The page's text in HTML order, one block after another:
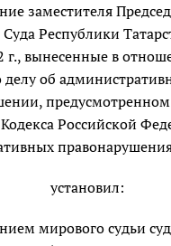
заместителя
Республики
г., вынесенные в
об
предусмотренном
Российской
установил:
мирового судьи